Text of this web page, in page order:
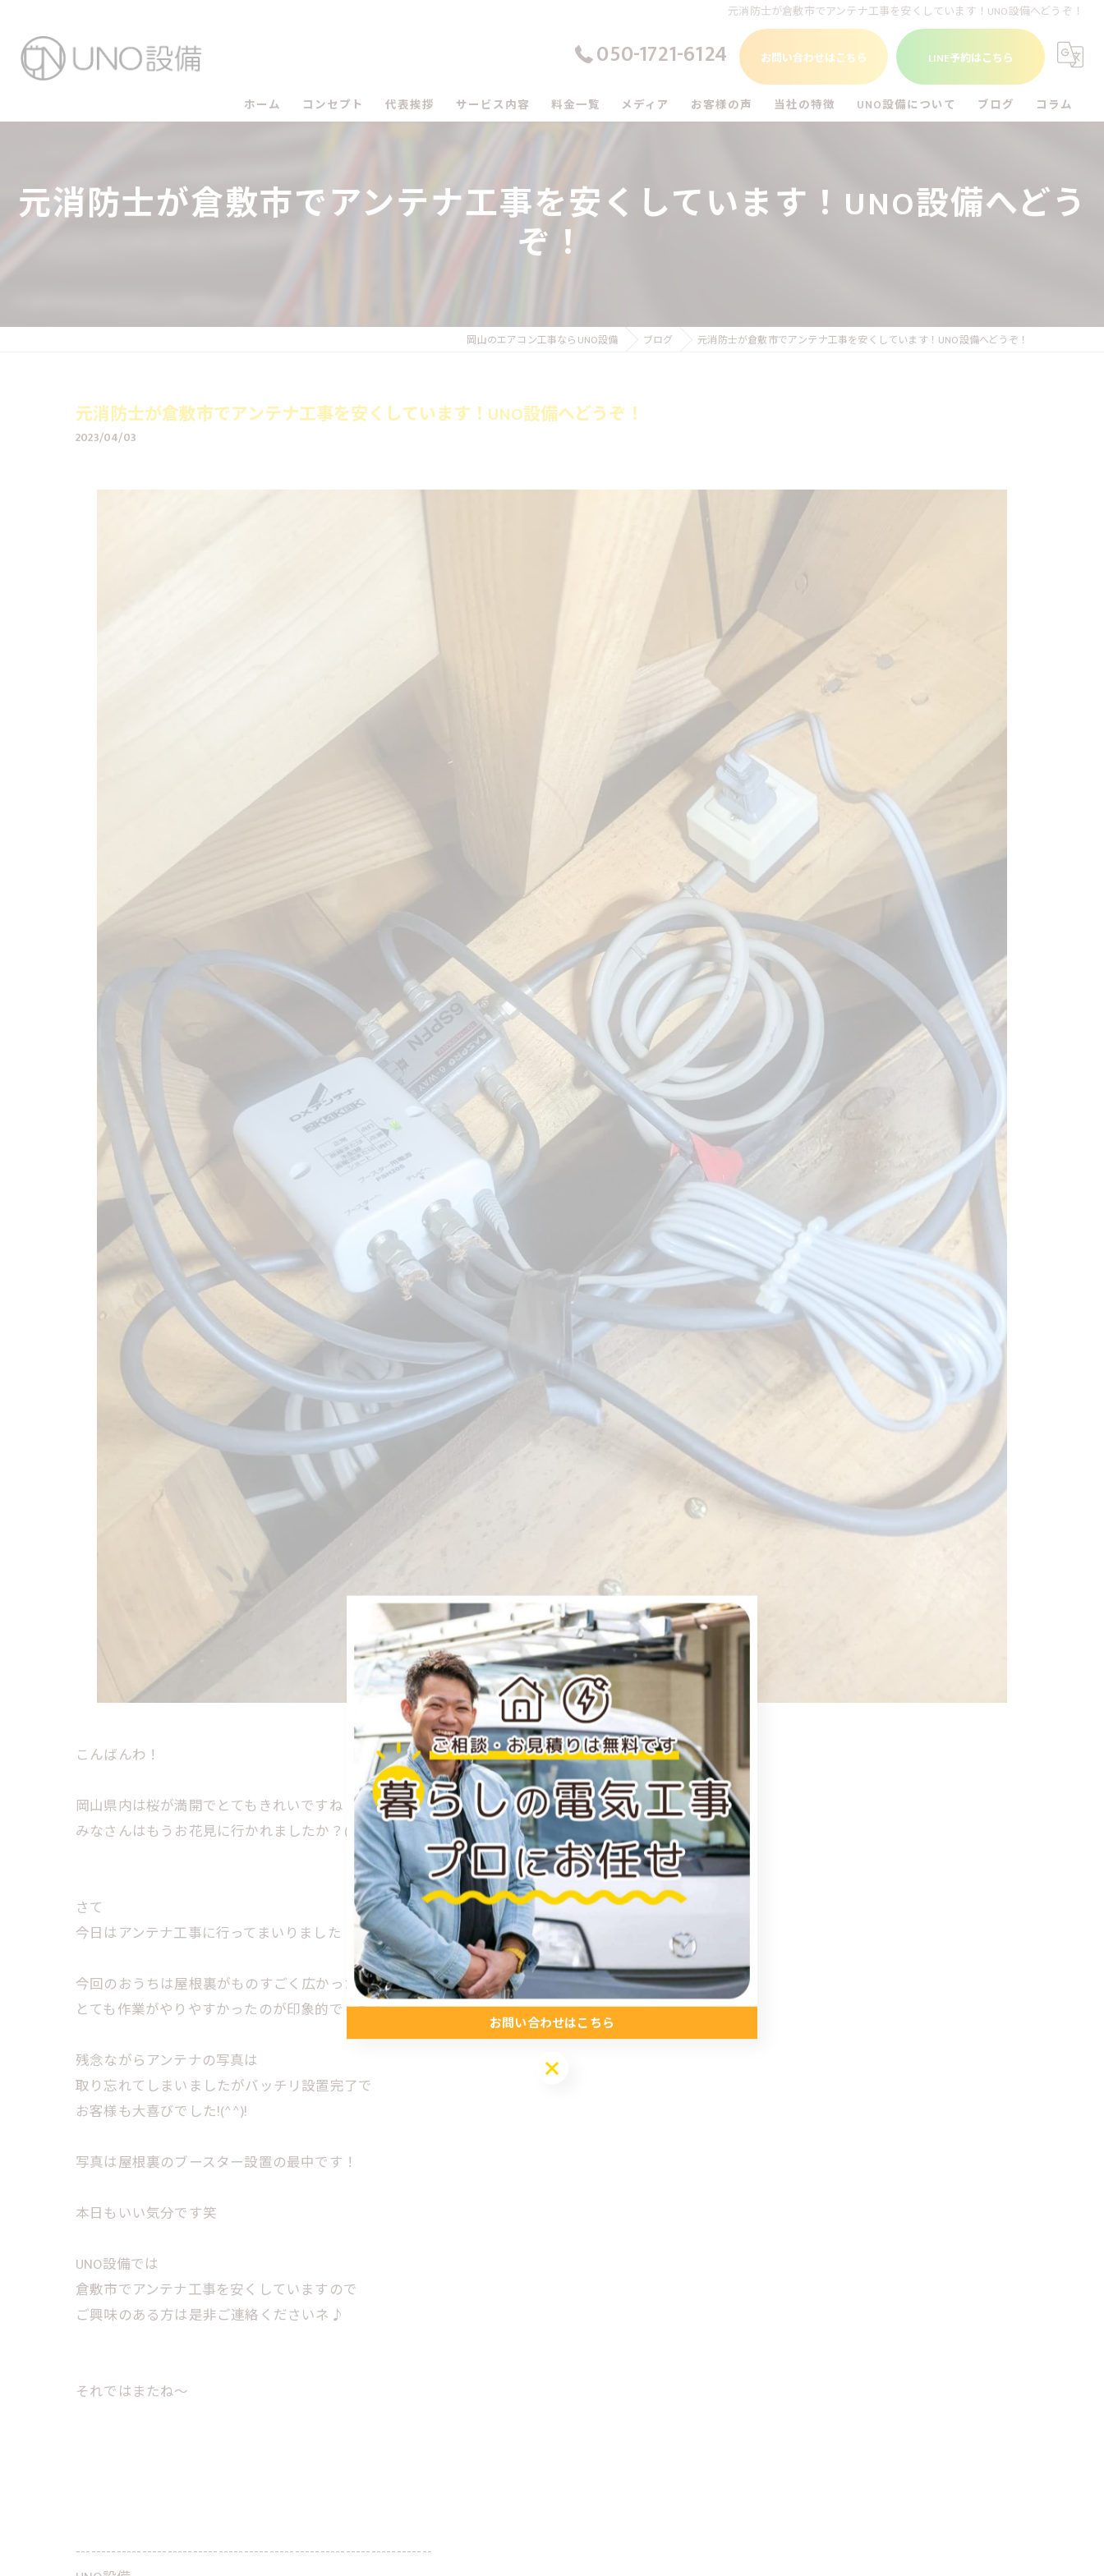
元消防士が倉敷市でアンテナ工事を安くしています！UNO設備へどうぞ！
050-1721-6124 お問い合わせはこちら LINE予約はこちら
ホーム コンセプト
UNO設備の評判
代表挨拶 サービス内容 料金一覧 メディア お客様の声 当社の特徴
尾道市のエアコン工事
UNO設備について ブログ コラム
元消防士が倉敷市でアンテナ工事を安くしています！UNO設備へどう
ぞ！
岡山のエアコン工事ならUNO設備 ブログ 元消防士が倉敷市でアンテナ工事を安くしています！UNO設備へどうぞ！
元消防士が倉敷市でアンテナ工事を安くしています！UNO設備へどうぞ！
2023/04/03
こんばんわ！
岡山県内は桜が満開でとてもきれいですね♪
みなさんはもうお花見に行かれましたか？(^^
さて
今日はアンテナ工事に行ってまいりました！！
今回のおうちは屋根裏がものすごく広かったので
とても作業がやりやすかったのが印象的でした！
残念ながらアンテナの写真は
取り忘れてしまいましたがバッチリ設置完了で
お客様も大喜びでした!(^^)!
写真は屋根裏のブースター設置の最中です！
本日もいい気分です笑
UNO設備では
倉敷市でアンテナ工事を安くしていますので
ご興味のある方は是非ご連絡くださいネ♪
それではまたね～
----------------------------------------------------------------------
お問い合わせはこちら
お問い合わせはこちら